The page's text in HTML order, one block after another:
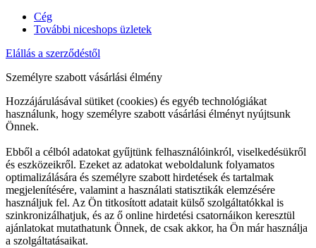
Cég
További niceshops üzletek
Elállás a szerződéstől
Személyre szabott vásárlási élmény
Hozzájárulásával sütiket (cookies) és egyéb technológiákat
használunk, hogy személyre szabott vásárlási élményt nyújtsunk
Önnek.
Ebből a célból adatokat gyűjtünk felhasználóinkról, viselkedésükről
és eszközeikről. Ezeket az adatokat weboldalunk folyamatos
optimalizálására és személyre szabott hirdetések és tartalmak
megjelenítésére, valamint a használati statisztikák elemzésére
használjuk fel. Az Ön titkosított adatait külső szolgáltatókkal is
szinkronizálhatjuk, és az ő online hirdetési csatornáikon keresztül
ajánlatokat mutathatunk Önnek, de csak akkor, ha Ön már használja
a szolgáltatásaikat.